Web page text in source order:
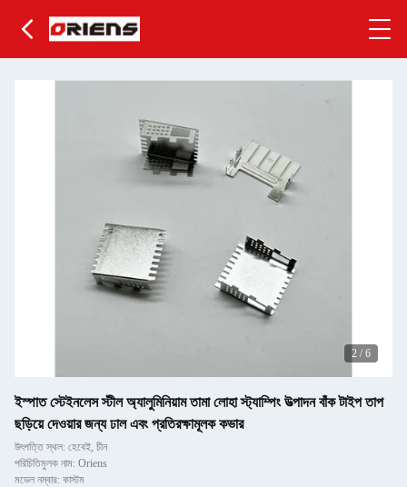
2 / 6
ইস্পাত স্টেইনলেস স্টীল অ্যালুমিনিয়াম তামা লোহা স্ট্যাম্পিং উত্পাদন বাঁক টাইপ তাপ
ছড়িয়ে দেওয়ার জন্য ঢাল এবং প্রতিরক্ষামূলক কভার
উৎপত্তি স্থল: হেবেই, চীন
পরিচিতিমুলক নাম: Oriens
মডেল নম্বার: কাস্টম